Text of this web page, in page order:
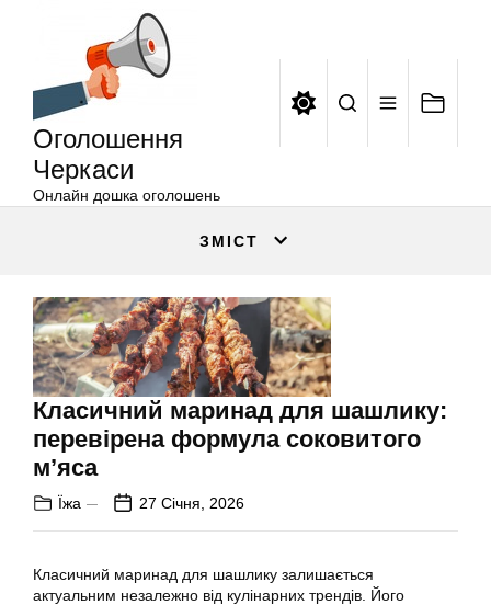
Оголошення
Черкаси
Онлайн дошка оголошень
ЗМІСТ
Класичний маринад для шашлику:
перевірена формула соковитого
м’яса
Їжа 27 Січня, 2026
Класичний маринад для шашлику залишається
актуальним незалежно від кулінарних трендів. Його